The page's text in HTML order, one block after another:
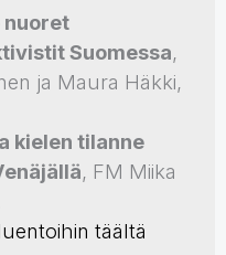
nuoret
Suomessa,
ja Maura Häkki,
kielen tilanne
, FM Miika
täältä